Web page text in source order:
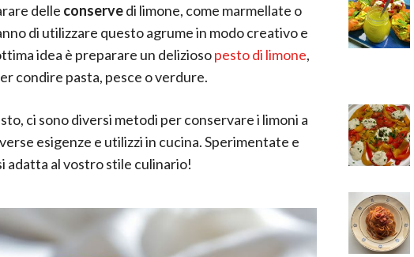
delle conservedi limone, come marmellate o
di utilizzare questo agrume in modo creativo e
idea è preparare un deliziosopesto di limone,
condire pasta, pesce o verdure.
ci sono diversi metodi per conservare i limoni a
esigenze e utilizzi in cucina. Sperimentate e
adatta al vostro stile culinario!